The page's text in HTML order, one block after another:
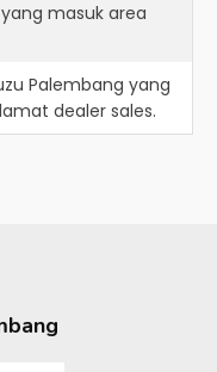
masuk area
Palembang yang
dealer sales.